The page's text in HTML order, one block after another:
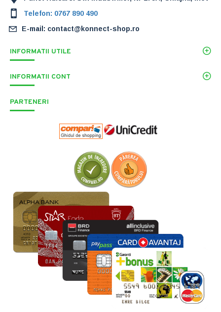
Telefon: 0767 890 490
E-mail: contact@konnect-shop.ro
INFORMATII UTILE
INFORMATII CONT
PARTENERI